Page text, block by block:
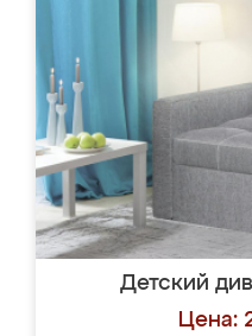
Детский
Цена: